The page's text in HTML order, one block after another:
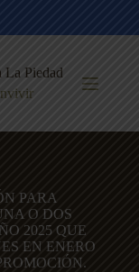
La Piedad
PARA
O DOS
2025 QUE
EN ENERO